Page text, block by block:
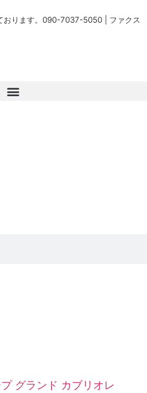
おります。090-7037-5050 | ファクス
グランド カブリオレ